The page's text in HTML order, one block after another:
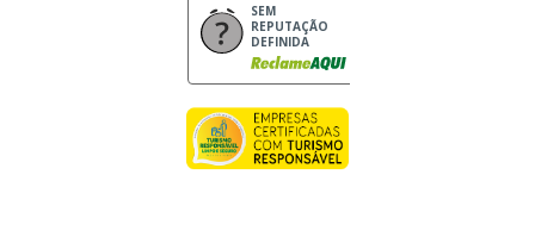
SEM
REPUTAÇÃO
DEFINIDA